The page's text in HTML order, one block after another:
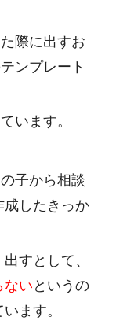
際に出すお
ンプレート
います。
子から相談
成したきっか
出すとして、
ないというの
ます。